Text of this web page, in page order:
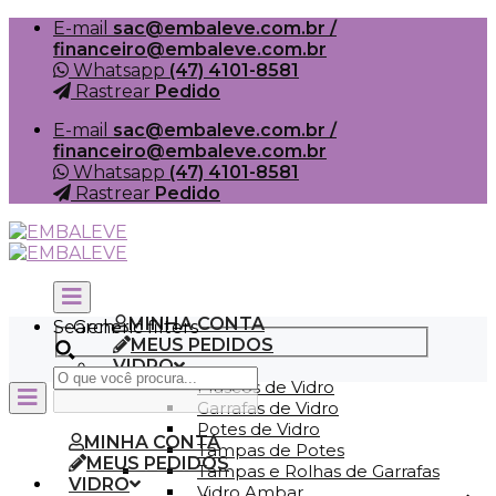
Skip
content
E-mail sac@embaleve.com.br /
financeiro@embaleve.com.br
Whatsapp (47) 4101-8581
Rastrear Pedido
E-mail sac@embaleve.com.br /
financeiro@embaleve.com.br
Whatsapp (47) 4101-8581
Rastrear Pedido
MINHA CONTA
MEUS PEDIDOS
VIDRO
Frascos de Vidro
Garrafas de Vidro
Potes de Vidro
Tampas de Potes
Tampas e Rolhas de Garrafas
Search
Generic filters
MINHA CONTA
MEUS PEDIDOS
VIDRO